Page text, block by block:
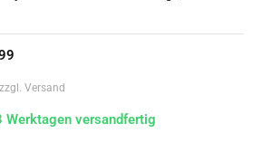
Versand
Werktagen versandfertig